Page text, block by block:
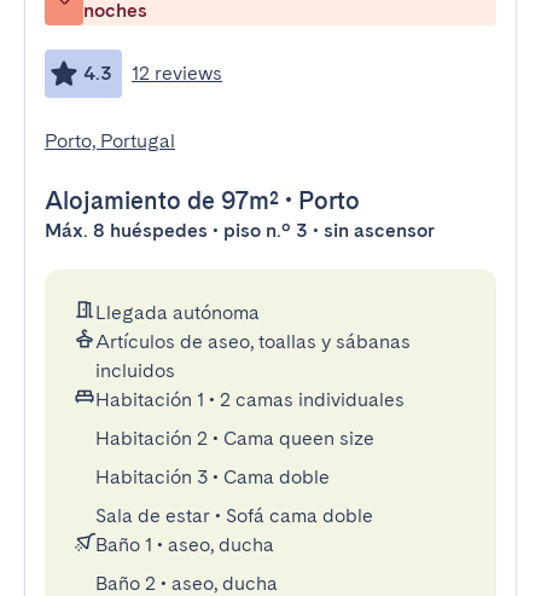
noches
4.3 12 reviews
Porto, Portugal
Alojamiento de 97m² • Porto
Máx. 8 huéspedes • piso n.º 3 • sin ascensor
Llegada autónoma
Artículos de aseo, toallas y sábanas
incluidos
Habitación 1 • 2 camas individuales
Habitación 2 • Cama queen size
Habitación 3 • Cama doble
Sala de estar • Sofá cama doble
Baño 1 • aseo, ducha
Baño 2 • aseo, ducha